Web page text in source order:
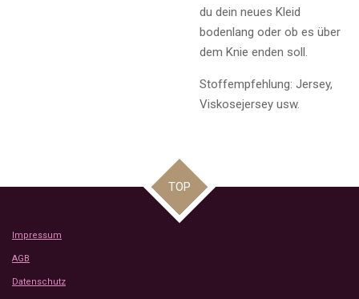
du dein neues Kleid
bodenlang oder ob es über
dem Knie enden soll.
Stoffempfehlung: Jersey,
Viskosejersey usw.
TOP
Impressum
AGB
Datenschutz